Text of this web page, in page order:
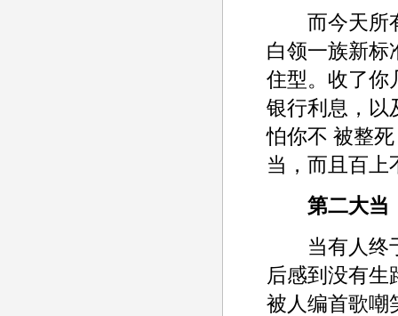
而今天所有
白领一族新标
住型。收了你
银行利息，以
怕你不 被整
当，而且百上
第二大当
当有人终于
后感到没有生
被人编首歌嘲